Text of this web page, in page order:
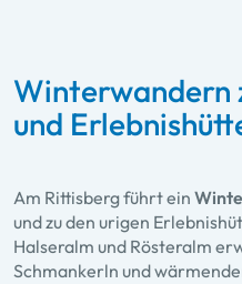
Winterwandern
und
Am Rittisberg führt ein
und zu den urigen
Halseralm und Rösteralm
Schmankerln und